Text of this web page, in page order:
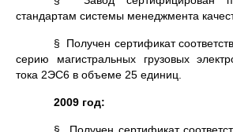
стандартам системы менеджмента
§ Получен сертификат
серию магистральных грузовых
тока 2ЭС6 в объеме 25 единиц.
2009 год: